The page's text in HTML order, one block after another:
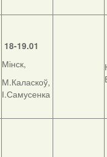
18-19.01
Мінск,
М.Каласкоў,
І.Самусенка